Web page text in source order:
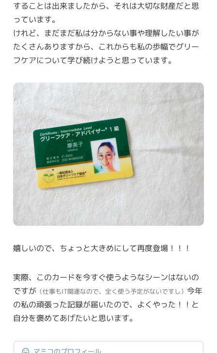
することは出来ましたから、それは大切な財産だと思
っています。
けれど、まだまだ私は分からない事や理解したい事が
たくさんありますから、これからも私の歩幅でグリー
フケアについて学び続けようと思っています。
嬉しいので、ちょっと大きめにして再度登場！！！
実際、このカードを今すぐ使うようなシーンはないの
ですが （仕事もIT関連なので、全く使う予定がないですし） 今年
の私の頑張った記録が届いたので、よくやった！！と
自分を褒めてあげたいと思います。